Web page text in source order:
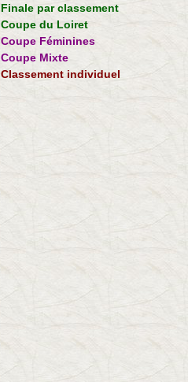
Finale par classement
Coupe du Loiret
Coupe Féminines
Coupe Mixte
Classement individuel